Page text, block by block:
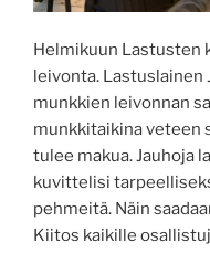
Helmikuun Lastusten
leivonta.
munkkien leivonnan
munkkitaikina veteen
tulee makua. Jauhoja
kuvittelisi
pehmeitä. Näin
Kiitos kaikille